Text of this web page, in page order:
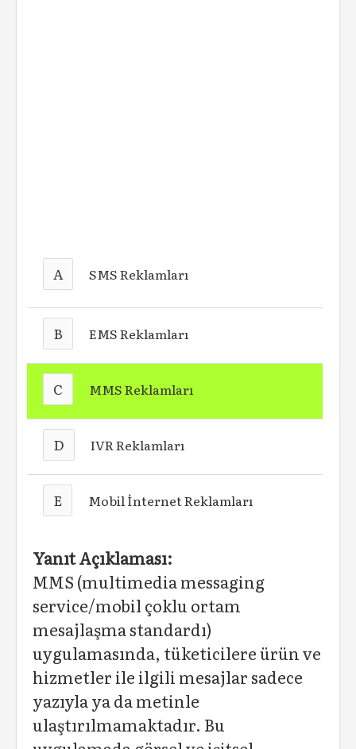
A SMS Reklamları
B EMS Reklamları
C MMS Reklamları
D IVR Reklamları
E Mobil İnternet Reklamları
Yanıt Açıklaması:
MMS (multimedia messaging
service/mobil çoklu ortam
mesajlaşma standardı)
uygulamasında, tüketicilere ürün ve
hizmetler ile ilgili mesajlar sadece
yazıyla ya da metinle
ulaştırılmamaktadır. Bu